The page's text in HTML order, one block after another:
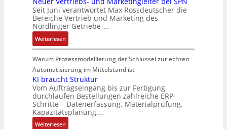
e
n
r
s
i
c
h
e
r
e
E
n
t
w
i
c
n
g
e
n
b
a
u
P
o
s
i
t
i
u
e
r
u
n
g
A
G
V
u
n
d
b
o
t
i
k
e
g
r
a
o
n
i
n
F
a
e
m
t
e
c
h
n
i
k
-
G
e
s
s
s
a
u
l
t
S
y
s
t
è
m
e
Seit Juni verantwortet Max Rossdeutscher die
Bereiche Vertrieb und Marketing des
Nördlinger Getriebe-…
Weiterlesen:
N
e
e
r
V
e
r
t
Warum Prozessmodellierung der Schlüssel zur echten
Automatisierung im Mittelstand ist
KI braucht Struktur
Vom Auftragseingang bis zur Fertigung
durchlaufen Bestellungen zahlreiche ERP-
Schritte – Datenerfassung, Materialprüfung,
Kapazitätsplanung.…
Weiterlesen: